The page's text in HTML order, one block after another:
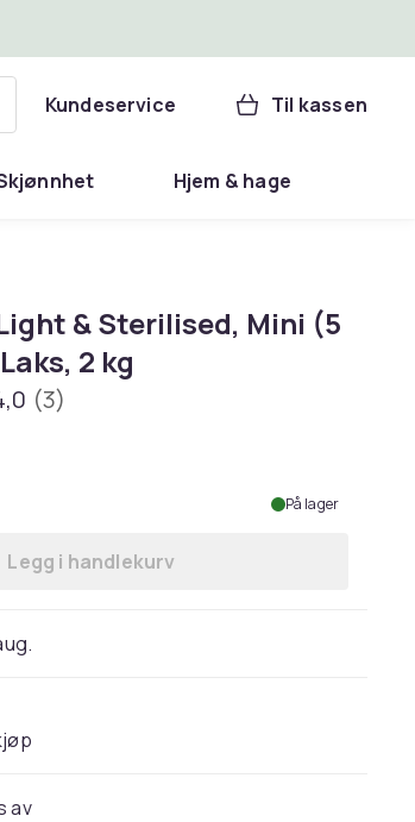
Kundeservice Til kassen
Hjem & hage
& Sterilised, Mini (5
2 kg
(3)
På lager
Legg Brit Care Mini Light &
Legg i handlekurv
av